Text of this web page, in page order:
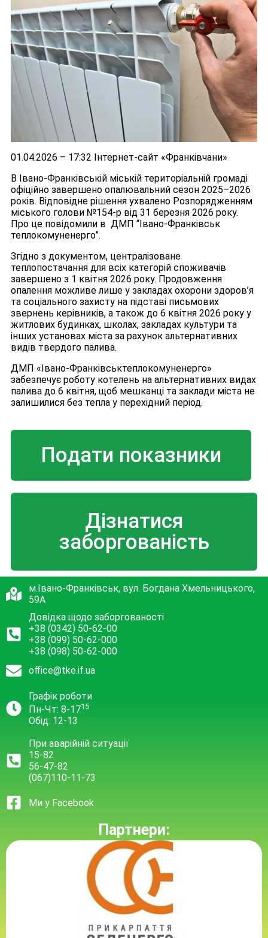
01.04.2026 – 17:32 Інтернет-сайт «Франківчани»
В Івано-Франківській міській територіальній громаді
офіційно завершено опалювальний сезон 2025–2026
років. Відповідне рішення ухвалено Розпорядженням
міського голови №154-р від 31 березня 2026 року.
Про це повідомили в ДМП “Івано-Франківськ
теплокомуненерго”.
Згідно з документом, централізоване
теплопостачання для всіх категорій споживачів
завершено з 1 квітня 2026 року. Продовження
опалення можливе лише у закладах охорони здоров’я
та соціального захисту на підставі письмових
звернень керівників, а також до 6 квітня 2026 року у
житлових будинках, школах, закладах культури та
інших установах міста за рахунок альтернативних
видів твердого палива.
ДМП «Івано-Франківськтеплокомуненерго»
забезпечує роботу котелень на альтернативних видах
палива до 6 квітня, щоб мешканці та заклади міста не
залишилися без тепла у перехідний період.
Подати показники
Дізнатися
заборгованість
м.Івано-Франківськ, вул. Богдана Хмельницького,
59А
Довідка щодо заборгованості
+38 (0342) 50-62-00
+38 (099) 50-62-000
+38 (098) 50-62-000
office@tke.if.ua
Графік роботи
Пн-Чт: 8-1715
Обід: 12-13
При аварійній ситуації
15-82
56-47-82
(067)110-11-73
Ми у Facebook
Партнери: